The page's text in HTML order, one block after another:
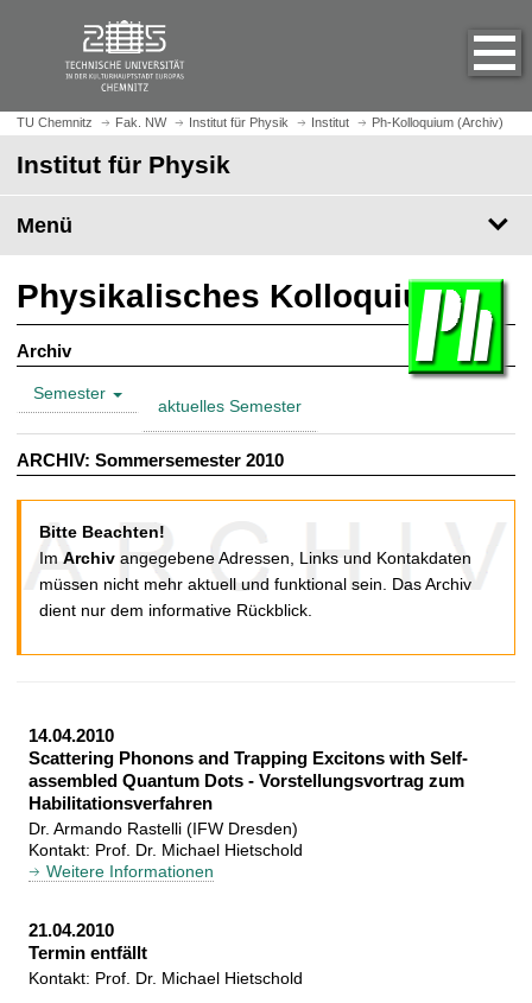
z
m
t
e
i
t
u
f
r
f
e
n
TU Chemnitz Fak. NW Institut für Physik Institut Ph-Kolloquium (Archiv)
Institut für Physik
Menü
Physikalisches Kolloquium
Archiv
Semester
aktuelles Semester
ARCHIV: Sommersemester 2010
Bitte Beachten!
Im Archiv angegebene Adressen, Links und Kontakdaten
müssen nicht mehr aktuell und funktional sein. Das Archiv
dient nur dem informative Rückblick.
14.04.2010
Scattering Phonons and Trapping Excitons with Self-
assembled Quantum Dots - Vorstellungsvortrag zum
Habilitationsverfahren
Dr. Armando Rastelli (IFW Dresden)
Kontakt: Prof. Dr. Michael Hietschold
Weitere Informationen
21.04.2010
Termin entfällt
Kontakt: Prof. Dr. Michael Hietschold